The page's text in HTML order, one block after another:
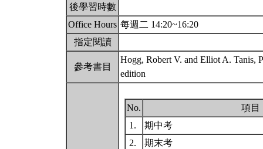
後學習時數
Office Hours 每週二 14:20~16:20
指定閱讀
參考書目
Hogg, Robert V. and Elliot A. Tanis,
edition
No.
項目
1.
期中考
2.
期末考